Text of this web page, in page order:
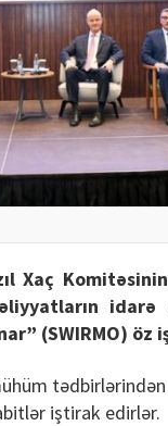
Xaç
idarə
(SWIRMO) öz
iştirak edirlər.